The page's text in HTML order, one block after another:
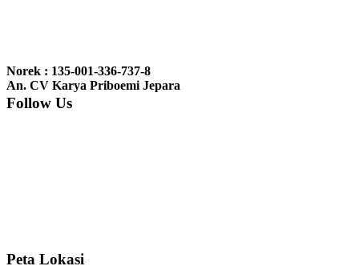
nyesel deh beli geby...
Norek : 135-001-336-737-8
An. CV Karya Priboemi Jepara
Follow Us
Peta Lokasi